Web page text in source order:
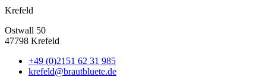
Krefeld
Ostwall 50
47798 Krefeld
+49 (0)2151 62 31 985
krefeld@brautbluete.de